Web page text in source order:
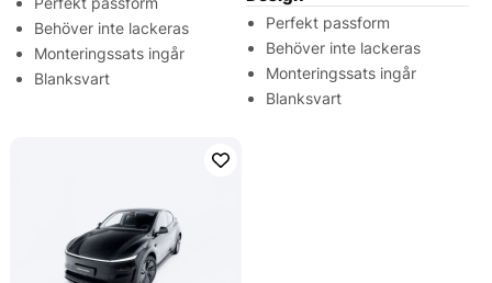
Behöver inte lackeras
Monteringssats ingår
Blanksvart
Perfekt passform
Behöver inte lackeras
Monteringssats ingår
Blanksvart